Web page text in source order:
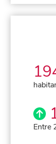
Entre